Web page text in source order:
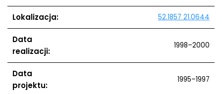
Lokalizacja: 52.1857 21.0644
Data
realizacji:
1998–2000
Data
projektu:
1995–1997